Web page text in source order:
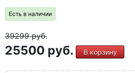
Есть в наличии
39299руб.
25500 руб. В корзину